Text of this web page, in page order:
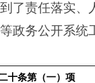
了责任落实
政务公开系统
十条第（一）项